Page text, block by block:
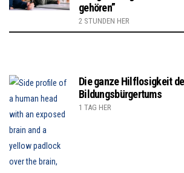
gehören”
2 STUNDEN HER
Die ganze Hilflosigkeit
Bildungsbürgertums
1 TAG HER